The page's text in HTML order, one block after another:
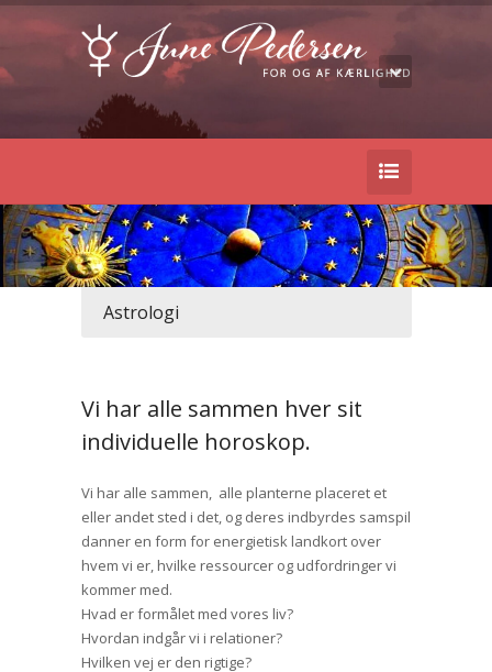
Astrologi
Vi har alle sammen hver sit
individuelle horoskop.
Vi har alle sammen, alle planterne placeret et
eller andet sted i det, og deres indbyrdes samspil
danner en form for energietisk landkort over
hvem vi er, hvilke ressourcer og udfordringer vi
kommer med.
Hvad er formålet med vores liv?
Hvordan indgår vi i relationer?
Hvilken vej er den rigtige?